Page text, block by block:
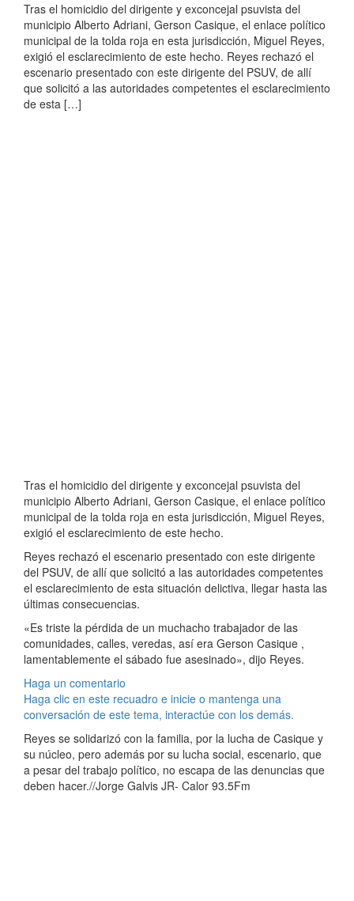
Tras el homicidio del dirigente y exconcejal psuvista del
municipio Alberto Adriani, Gerson Casique, el enlace político
municipal de la tolda roja en esta jurisdicción, Miguel Reyes,
exigió el esclarecimiento de este hecho. Reyes rechazó el
escenario presentado con este dirigente del PSUV, de allí
que solicitó a las autoridades competentes el esclarecimiento
de esta […]
Tras el homicidio del dirigente y exconcejal psuvista del
municipio Alberto Adriani, Gerson Casique, el enlace político
municipal de la tolda roja en esta jurisdicción, Miguel Reyes,
exigió el esclarecimiento de este hecho.
Reyes rechazó el escenario presentado con este dirigente
del PSUV, de allí que solicitó a las autoridades competentes
el esclarecimiento de esta situación delictiva, llegar hasta las
últimas consecuencias.
«Es triste la pérdida de un muchacho trabajador de las
comunidades, calles, veredas, así era Gerson Casique ,
lamentablemente el sábado fue asesinado», dijo Reyes.
Haga un comentario
Haga clic en este recuadro e inicie o mantenga una
conversación de este tema, interactúe con los demás.
Reyes se solidarizó con la familia, por la lucha de Casique y
su núcleo, pero además por su lucha social, escenario, que
a pesar del trabajo político, no escapa de las denuncias que
deben hacer.//Jorge Galvis JR- Calor 93.5Fm